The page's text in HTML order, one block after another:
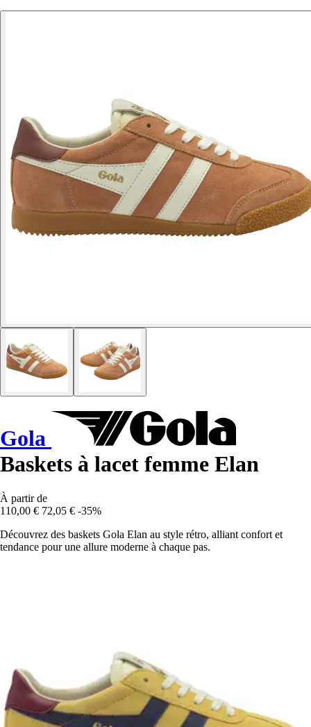
Gola
Baskets à lacet femme Elan
À partir de
110,00 € 72,05 € -35%
Découvrez des baskets Gola Elan au style rétro, alliant confort et
tendance pour une allure moderne à chaque pas.